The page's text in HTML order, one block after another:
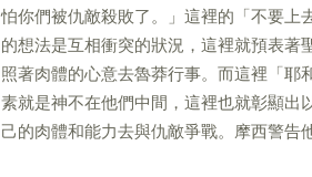
怕你們被仇敵殺敗了。」這裡的「不要上
的想法是互相衝突的狀況，這裡就預表著
照著肉體的心意去魯莽行事。而這裡「耶
素就是神不在他們中間，這裡也就彰顯出
己的肉體和能力去與仇敵爭戰。摩西警告